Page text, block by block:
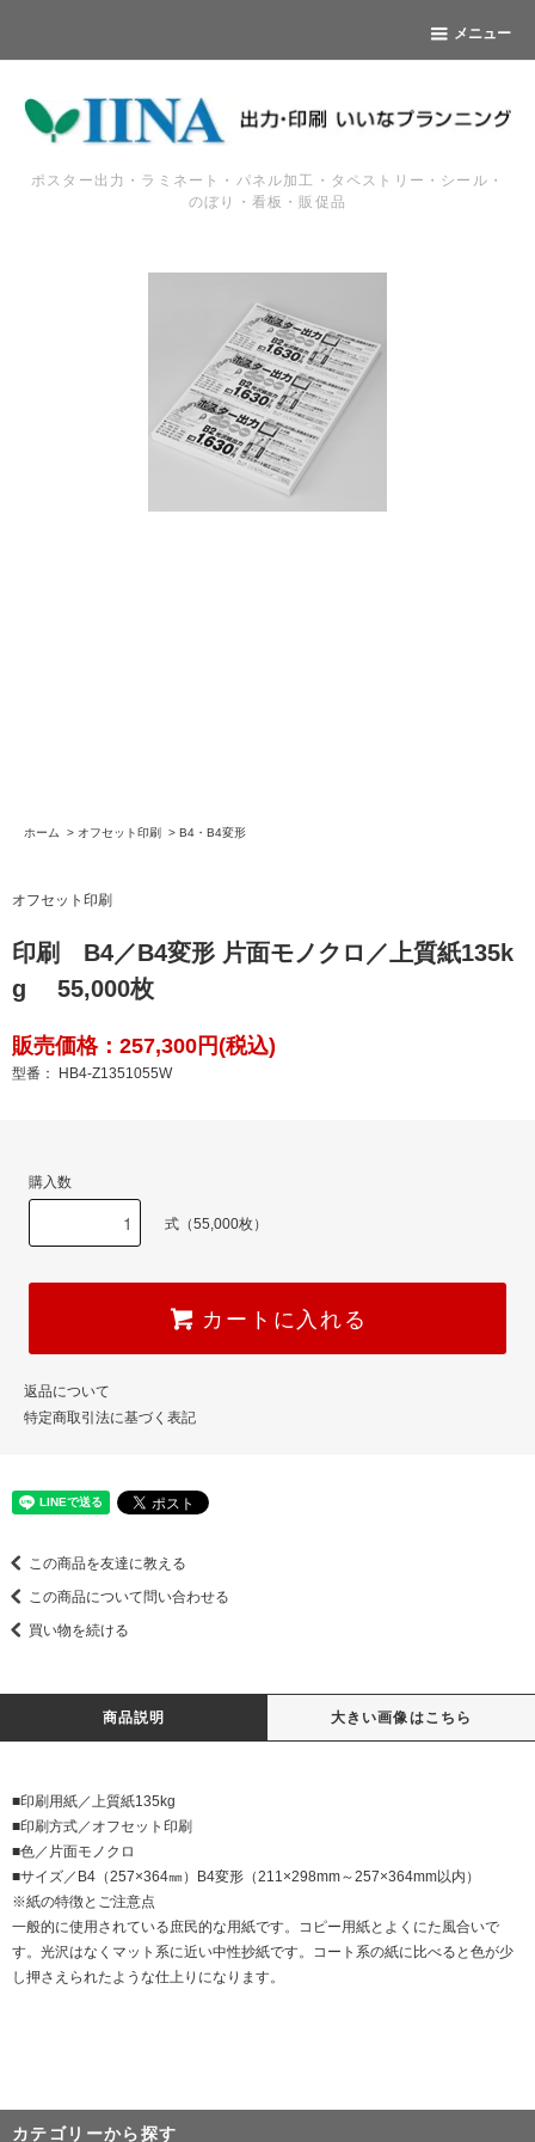
メニュー
ポスター出力・ラミネート・パネル加工・タペストリー・シール・
のぼり・看板・販促品
ホーム > オフセット印刷 > B4・B4変形
オフセット印刷
印刷 B4／B4変形 片面モノクロ／上質紙135k
g 55,000枚
販売価格：257,300円(税込)
型番： HB4-Z1351055W
購入数
式（55,000枚）
カートに入れる
返品について
特定商取引法に基づく表記
この商品を友達に教える
この商品について問い合わせる
買い物を続ける
商品説明 大きい画像はこちら
■印刷用紙／上質紙135kg
■印刷方式／オフセット印刷
■色／片面モノクロ
■サイズ／B4（257×364㎜）B4変形（211×298mm～257×364mm以内）
※紙の特徴とご注意点
一般的に使用されている庶民的な用紙です。コピー用紙とよくにた風合いで
す。光沢はなくマット系に近い中性抄紙です。コート系の紙に比べると色が少
し押さえられたような仕上りになります。
カテゴリーから探す